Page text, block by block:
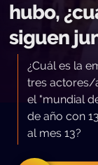
hubo,
siguen
¿Cuál es la
tres actores/
el "mundial
de año con
al mes 13?